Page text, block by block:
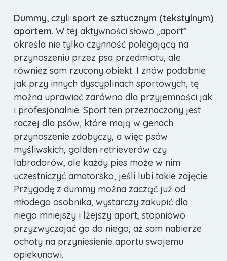
Dummy, czylisport ze sztucznym (tekstylnym)
aportem. W tej aktywności słowo „aport”
określa nie tylko czynność polegającą na
przynoszeniu przez psa przedmiotu, ale
również sam rzucony obiekt. I znów podobnie
jak przy innych dyscyplinach sportowych, tę
można uprawiać zarówno dla przyjemności jak
i profesjonalnie. Sport ten przeznaczony jest
raczej dla psów, które mają w genach
przynoszenie zdobyczy, a więc psów
myśliwskich, golden retrieverów czy
labradorów, ale każdy pies może w nim
uczestniczyć amatorsko, jeśli lubi takie zajęcie.
Przygodę z dummy można zacząć już od
młodego osobnika, wystarczy zakupić dla
niego mniejszy i lżejszy aport, stopniowo
przyzwyczajać go do niego, aż sam nabierze
ochoty na przyniesienie aportu swojemu
opiekunowi.